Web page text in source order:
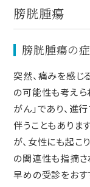
膀胱腫瘍
膀胱腫瘍の
突然、痛みを感じ
の可能性も考えら
がん」であり、進
伴うこともありま
が、女性にも起こ
の関連性も指摘さ
早めの受診をおす